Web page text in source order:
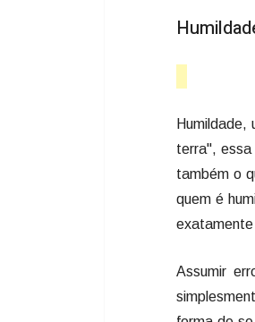
Humildade,
terra", essa
também o
quem é
Assumir